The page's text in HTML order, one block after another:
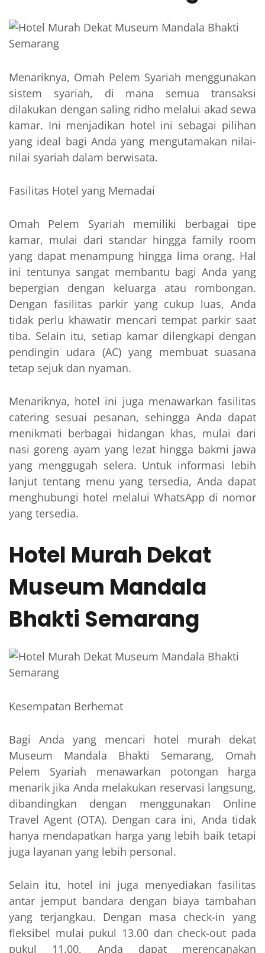
Menariknya, Omah Pelem Syariah menggunakan
sistem syariah, di mana semua transaksi
dilakukan dengan saling ridho melalui akad sewa
kamar. Ini menjadikan hotel ini sebagai pilihan
yang ideal bagi Anda yang mengutamakan nilai-
nilai syariah dalam berwisata.
Fasilitas Hotel yang Memadai
Omah Pelem Syariah memiliki berbagai tipe
kamar, mulai dari standar hingga family room
yang dapat menampung hingga lima orang. Hal
ini tentunya sangat membantu bagi Anda yang
bepergian dengan keluarga atau rombongan.
Dengan fasilitas parkir yang cukup luas, Anda
tidak perlu khawatir mencari tempat parkir saat
tiba. Selain itu, setiap kamar dilengkapi dengan
pendingin udara (AC) yang membuat suasana
tetap sejuk dan nyaman.
Menariknya, hotel ini juga menawarkan fasilitas
catering sesuai pesanan, sehingga Anda dapat
menikmati berbagai hidangan khas, mulai dari
nasi goreng ayam yang lezat hingga bakmi jawa
yang menggugah selera. Untuk informasi lebih
lanjut tentang menu yang tersedia, Anda dapat
menghubungi hotel melalui WhatsApp di nomor
yang tersedia.
Hotel Murah Dekat
Museum Mandala
Bhakti Semarang
Kesempatan Berhemat
Bagi Anda yang mencari hotel murah dekat
Museum Mandala Bhakti Semarang, Omah
Pelem Syariah menawarkan potongan harga
menarik jika Anda melakukan reservasi langsung,
dibandingkan dengan menggunakan Online
Travel Agent (OTA). Dengan cara ini, Anda tidak
hanya mendapatkan harga yang lebih baik tetapi
juga layanan yang lebih personal.
Selain itu, hotel ini juga menyediakan fasilitas
antar jemput bandara dengan biaya tambahan
yang terjangkau. Dengan masa check-in yang
fleksibel mulai pukul 13.00 dan check-out pada
pukul 11.00, Anda dapat merencanakan